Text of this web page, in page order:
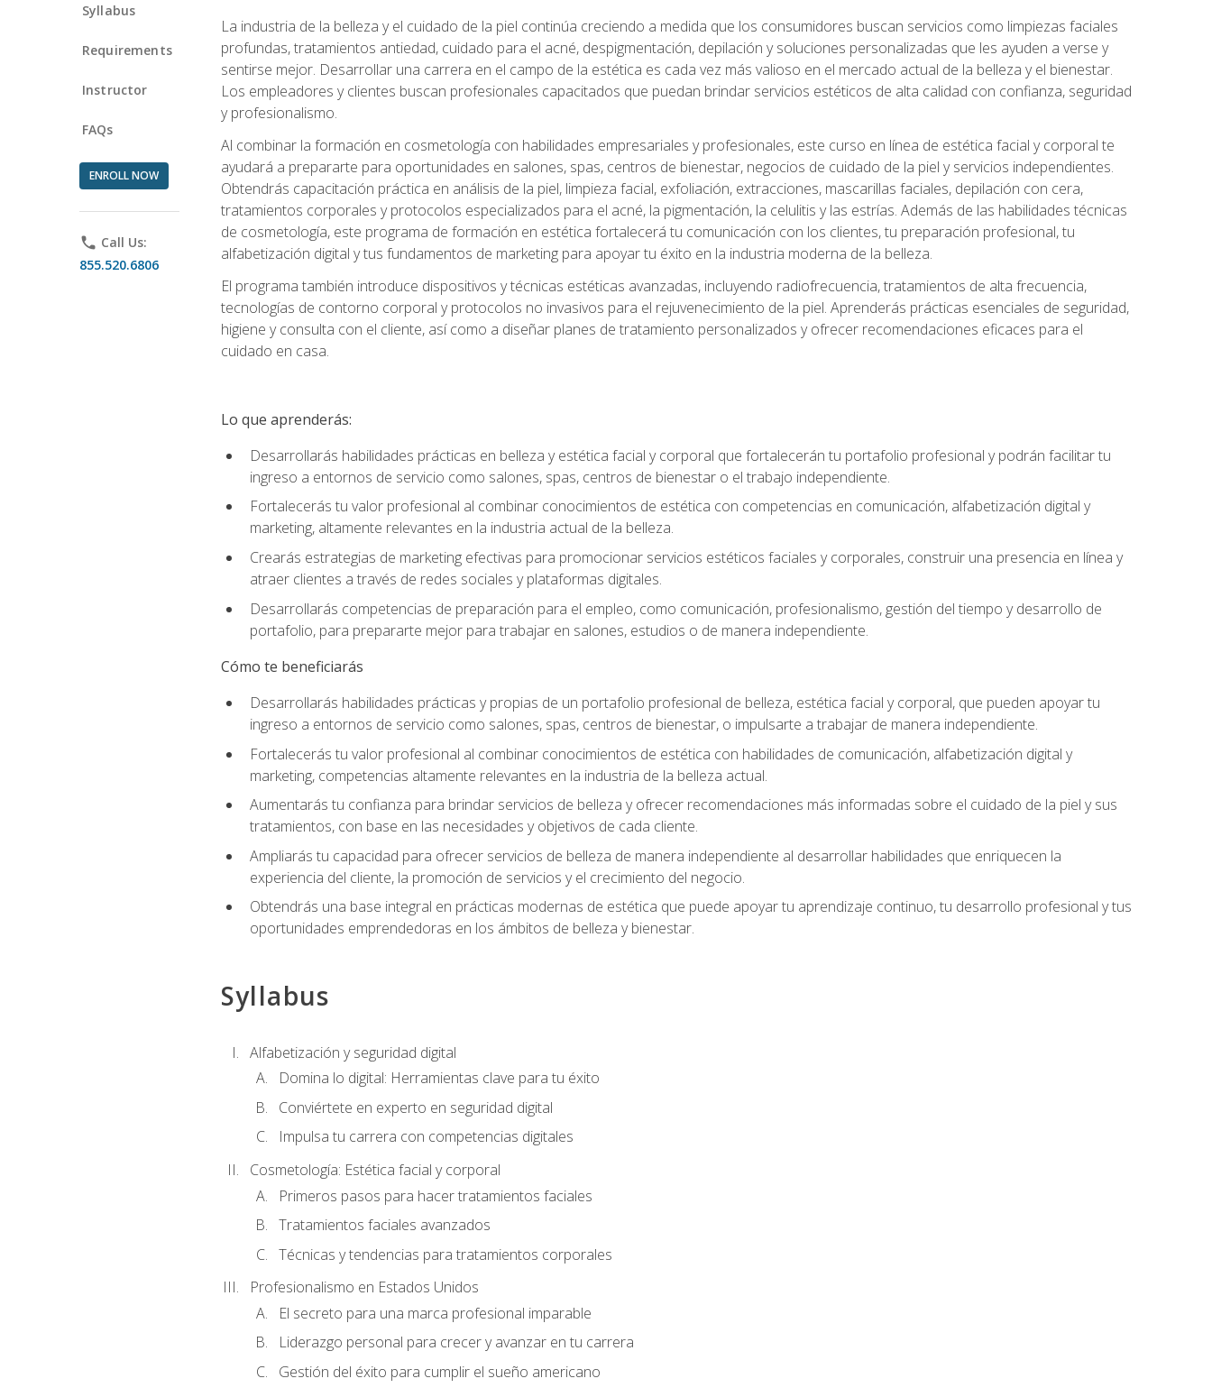
Syllabus
Requirements
Instructor
FAQs
ENROLL NOW
phone Call Us:
855.520.6806
La industria de la belleza y el cuidado de la piel continúa creciendo a medida que los consumidores buscan servicios como limpiezas faciales
profundas, tratamientos antiedad, cuidado para el acné, despigmentación, depilación y soluciones personalizadas que les ayuden a verse y
sentirse mejor. Desarrollar una carrera en el campo de la estética es cada vez más valioso en el mercado actual de la belleza y el bienestar.
Los empleadores y clientes buscan profesionales capacitados que puedan brindar servicios estéticos de alta calidad con confianza, seguridad
y profesionalismo.
Al combinar la formación en cosmetología con habilidades empresariales y profesionales, este curso en línea de estética facial y corporal te
ayudará a prepararte para oportunidades en salones, spas, centros de bienestar, negocios de cuidado de la piel y servicios independientes.
Obtendrás capacitación práctica en análisis de la piel, limpieza facial, exfoliación, extracciones, mascarillas faciales, depilación con cera,
tratamientos corporales y protocolos especializados para el acné, la pigmentación, la celulitis y las estrías. Además de las habilidades técnicas
de cosmetología, este programa de formación en estética fortalecerá tu comunicación con los clientes, tu preparación profesional, tu
alfabetización digital y tus fundamentos de marketing para apoyar tu éxito en la industria moderna de la belleza.
El programa también introduce dispositivos y técnicas estéticas avanzadas, incluyendo radiofrecuencia, tratamientos de alta frecuencia,
tecnologías de contorno corporal y protocolos no invasivos para el rejuvenecimiento de la piel. Aprenderás prácticas esenciales de seguridad,
higiene y consulta con el cliente, así como a diseñar planes de tratamiento personalizados y ofrecer recomendaciones eficaces para el
cuidado en casa.
Lo que aprenderás:
Desarrollarás habilidades prácticas en belleza y estética facial y corporal que fortalecerán tu portafolio profesional y podrán facilitar tu
ingreso a entornos de servicio como salones, spas, centros de bienestar o el trabajo independiente.
Fortalecerás tu valor profesional al combinar conocimientos de estética con competencias en comunicación, alfabetización digital y
marketing, altamente relevantes en la industria actual de la belleza.
Crearás estrategias de marketing efectivas para promocionar servicios estéticos faciales y corporales, construir una presencia en línea y
atraer clientes a través de redes sociales y plataformas digitales.
Desarrollarás competencias de preparación para el empleo, como comunicación, profesionalismo, gestión del tiempo y desarrollo de
portafolio, para prepararte mejor para trabajar en salones, estudios o de manera independiente.
Cómo te beneficiarás
Desarrollarás habilidades prácticas y propias de un portafolio profesional de belleza, estética facial y corporal, que pueden apoyar tu
ingreso a entornos de servicio como salones, spas, centros de bienestar, o impulsarte a trabajar de manera independiente.
Fortalecerás tu valor profesional al combinar conocimientos de estética con habilidades de comunicación, alfabetización digital y
marketing, competencias altamente relevantes en la industria de la belleza actual.
Aumentarás tu confianza para brindar servicios de belleza y ofrecer recomendaciones más informadas sobre el cuidado de la piel y sus
tratamientos, con base en las necesidades y objetivos de cada cliente.
Ampliarás tu capacidad para ofrecer servicios de belleza de manera independiente al desarrollar habilidades que enriquecen la
experiencia del cliente, la promoción de servicios y el crecimiento del negocio.
Obtendrás una base integral en prácticas modernas de estética que puede apoyar tu aprendizaje continuo, tu desarrollo profesional y tus
oportunidades emprendedoras en los ámbitos de belleza y bienestar.
Syllabus
Alfabetización y seguridad digital
Domina lo digital: Herramientas clave para tu éxito
Conviértete en experto en seguridad digital
Impulsa tu carrera con competencias digitales
Cosmetología: Estética facial y corporal
Primeros pasos para hacer tratamientos faciales
Tratamientos faciales avanzados
Técnicas y tendencias para tratamientos corporales
Profesionalismo en Estados Unidos
El secreto para una marca profesional imparable
Liderazgo personal para crecer y avanzar en tu carrera
Gestión del éxito para cumplir el sueño americano